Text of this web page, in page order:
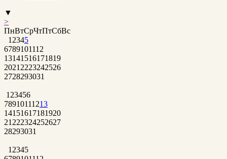
▼
>
ПнВтСрЧтПтСбВс
1 2345
6789101112
13141516171819
2021 2223242526
2728293031
1 23456
78910111213
14151617181920
21 222324252627
28293031
1 2345